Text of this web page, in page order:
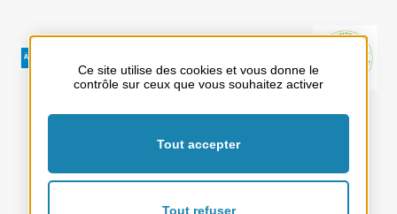
Mentions Légales Politique de confidentialité Plan du site
Ce site utilise des cookies et vous donne le
contrôle sur ceux que vous souhaitez activer
Tout accepter
Tout refuser